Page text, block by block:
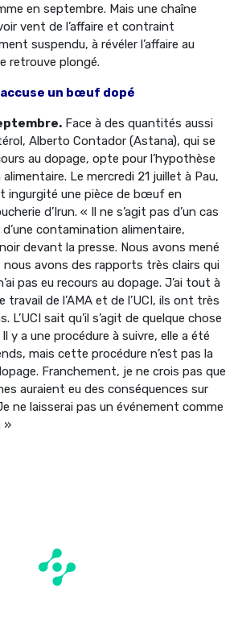
en septembre. Mais une chaîne
vent de l’affaire et contraint
suspendu, à révéler l’affaire au
retrouve plongé.
un bœuf dopé
Face à des quantités aussi
Alberto Contador (Astana), qui se
au dopage, opte pour l’hypothèse
Le mercredi 21 juillet à Pau,
ingurgité une pièce de bœuf en
d’Irun. « Il ne s’agit pas d’un cas
contamination alimentaire,
devant la presse. Nous avons mené
nous avons des rapports très clairs qui
pas eu recours au dopage. J’ai tout à
de l’AMA et de l’UCI, ils ont très
L’UCI sait qu’il s’agit de quelque chose
y a une procédure à suivre, elle a été
mais cette procédure n’est pas la
Franchement, je ne crois pas que
auraient eu des conséquences sur
ne laisserai pas un événement comme
»